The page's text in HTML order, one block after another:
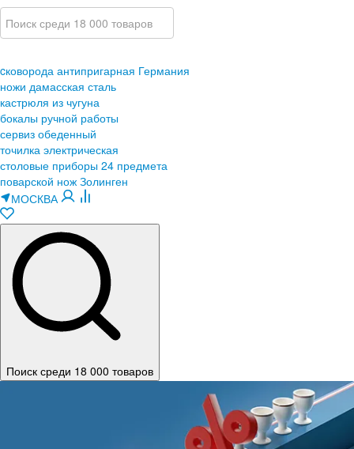
cковорода антипригарная Германия
ножи дамасская сталь
кастрюля из чугуна
бокалы ручной работы
сервиз обеденный
точилка электрическая
столовые приборы 24 предмета
поварской нож Золинген
МОСКВА
Поиск среди 18 000 товаров